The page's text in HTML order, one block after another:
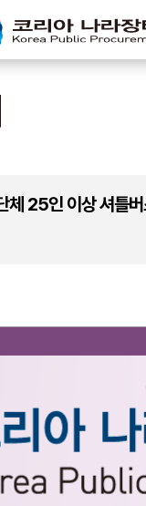
25인 이상 셔틀